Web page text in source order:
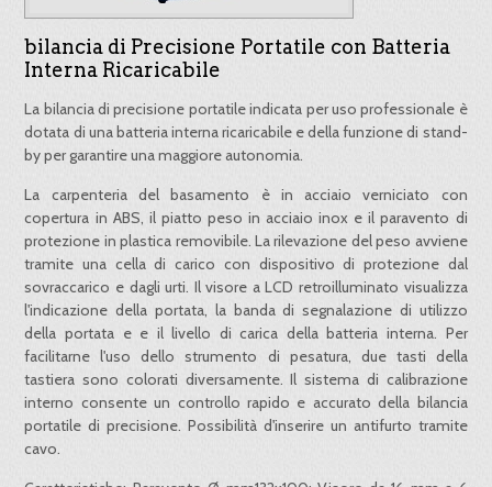
bilancia di Precisione Portatile con Batteria
Interna Ricaricabile
La bilancia di precisione portatile indicata per uso professionale è
dotata di una batteria interna ricaricabile e della funzione di stand-
by per garantire una maggiore autonomia.
La carpenteria del basamento è in acciaio verniciato con
copertura in ABS, il piatto peso in acciaio inox e il paravento di
protezione in plastica removibile. La rilevazione del peso avviene
tramite una cella di carico con dispositivo di protezione dal
sovraccarico e dagli urti. Il visore a LCD retroilluminato visualizza
l'indicazione della portata, la banda di segnalazione di utilizzo
della portata e e il livello di carica della batteria interna. Per
facilitarne l'uso dello strumento di pesatura, due tasti della
tastiera sono colorati diversamente. Il sistema di calibrazione
interno consente un controllo rapido e accurato della bilancia
portatile di precisione. Possibilità d'inserire un antifurto tramite
cavo.